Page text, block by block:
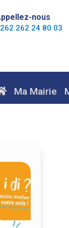
nous
262 24 80 03
Ma Mairie